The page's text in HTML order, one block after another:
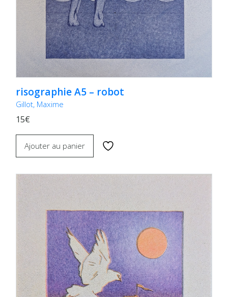
risographie A5 – robot
Gillot, Maxime
15€
Ajouter au panier